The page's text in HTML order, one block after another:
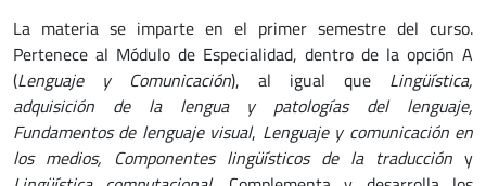
La materia se imparte en el primer semestre del curso.
Pertenece al Módulo de Especialidad, dentro de la opción A
(Lenguaje y Comunicación), al igual que Lingüística,
adquisición de la lengua y patologías del lenguaje,
Fundamentos de lenguaje visual, Lenguaje y comunicación en
los medios, Componentes lingüísticos de la traducción y